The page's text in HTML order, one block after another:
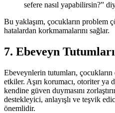
sefere nasıl yapabilirsin?”
Bu yaklaşım, çocukların problem
hatalardan korkmamalarını sağlar.
7. Ebeveyn
Ebeveynlerin tutumları,
etkiler. Aşırı korumacı, otoriter ya
kendine güven duymasını
destekleyici, anlayışlı ve teşvik
önemlidir.